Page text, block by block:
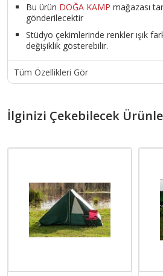
Bu ürün DOĞA KAMP mağazası
gönderilecektir
Stüdyo çekimlerinde renkler ışık
değişiklik gösterebilir.
Tüm Özellikleri Gör
İlginizi Çekebilecek